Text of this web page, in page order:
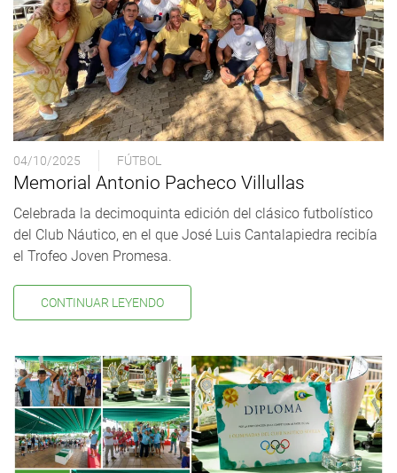
04/10/2025 FÚTBOL
Memorial Antonio Pacheco Villullas
Celebrada la decimoquinta edición del clásico futbolístico
del Club Náutico, en el que José Luis Cantalapiedra recibía
el Trofeo Joven Promesa.
CONTINUAR LEYENDO